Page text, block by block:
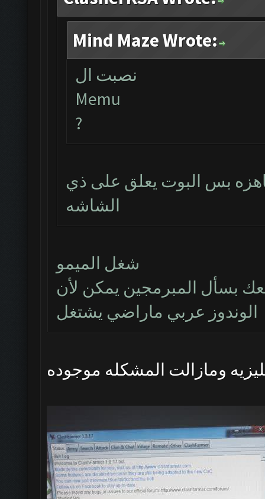
Mind Maze Wrote:
نصبت ال
Memu
?
بس البوت يعلق على ذي
الشاشه
شغل الميمو
بسأل المبرمجين يمكن لأن
الوندوز عربي ماراضي يشتغل
ومازالت المشكله موجوده